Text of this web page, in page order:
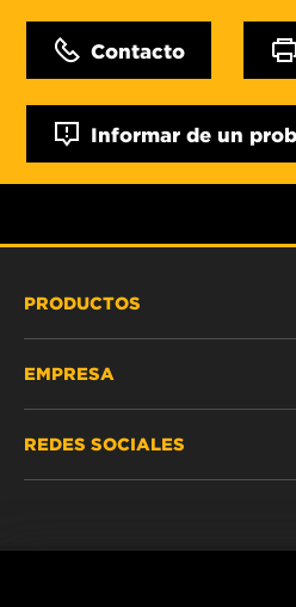
Contacto
Informar de un
PRODUCTOS
VEHÍCULOS LIVIANOS Y
EMPRESA
REDES SOCIALES